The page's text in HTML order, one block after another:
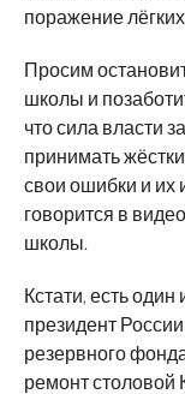
поражение
Просим
школы и
что сила власти
принимать
свои ошибки и их
говорится в
школы.
Кстати, есть
президент
резервного
ремонт столовой